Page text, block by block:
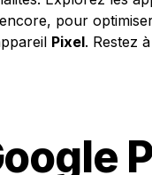
pour
Pixel. Restez